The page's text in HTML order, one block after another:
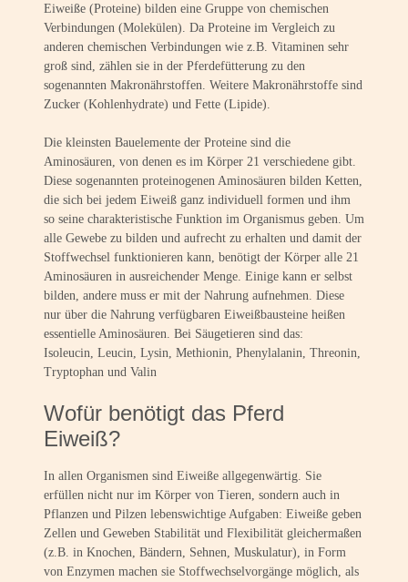
Eiweiße (Proteine) bilden eine Gruppe von chemischen
Verbindungen (Molekülen). Da Proteine im Vergleich zu
anderen chemischen Verbindungen wie z.B. Vitaminen sehr
groß sind, zählen sie in der Pferdefütterung zu den
sogenannten Makronährstoffen. Weitere Makronährstoffe sind
Zucker (Kohlenhydrate) und Fette (Lipide).
Die kleinsten Bauelemente der Proteine sind die
Aminosäuren, von denen es im Körper 21 verschiedene gibt.
Diese sogenannten proteinogenen Aminosäuren bilden Ketten,
die sich bei jedem Eiweiß ganz individuell formen und ihm
so seine charakteristische Funktion im Organismus geben. Um
alle Gewebe zu bilden und aufrecht zu erhalten und damit der
Stoffwechsel funktionieren kann, benötigt der Körper alle 21
Aminosäuren in ausreichender Menge. Einige kann er selbst
bilden, andere muss er mit der Nahrung aufnehmen. Diese
nur über die Nahrung verfügbaren Eiweißbausteine heißen
essentielle Aminosäuren. Bei Säugetieren sind das:
Isoleucin, Leucin, Lysin, Methionin, Phenylalanin, Threonin,
Tryptophan und Valin
Wofür benötigt das Pferd
Eiweiß?
In allen Organismen sind Eiweiße allgegenwärtig. Sie
erfüllen nicht nur im Körper von Tieren, sondern auch in
Pflanzen und Pilzen lebenswichtige Aufgaben: Eiweiße geben
Zellen und Geweben Stabilität und Flexibilität gleichermaßen
(z.B. in Knochen, Bändern, Sehnen, Muskulatur), in Form
von Enzymen machen sie Stoffwechselvorgänge möglich, als